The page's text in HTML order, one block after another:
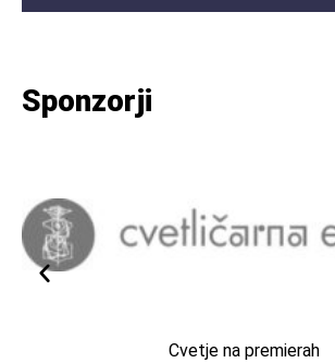
Sponzorji
Cvetje na premierah